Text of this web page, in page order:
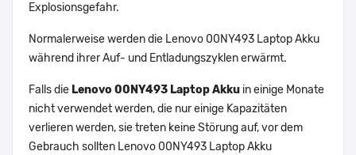
Explosionsgefahr.
Normalerweise werden die Lenovo 00NY493 Laptop Akku
während ihrer Auf- und Entladungszyklen erwärmt.
Falls die Lenovo 00NY493 Laptop Akku in einige Monate
nicht verwendet werden, die nur einige Kapazitäten
verlieren werden, sie treten keine Störung auf, vor dem
Gebrauch sollten Lenovo 00NY493 Laptop Akku